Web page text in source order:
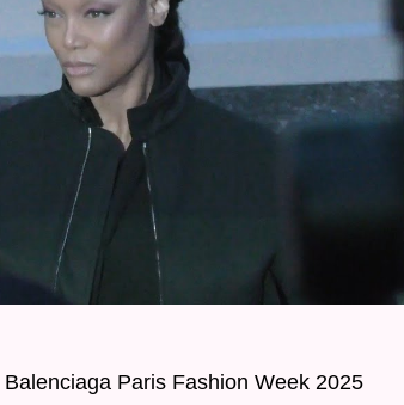
Paris Fashion Week 2025